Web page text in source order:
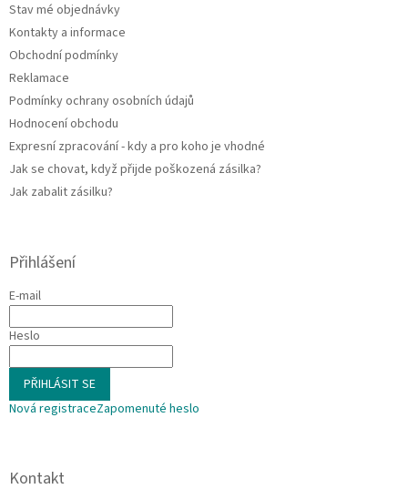
Stav mé objednávky
Kontakty a informace
Obchodní podmínky
Reklamace
Podmínky ochrany osobních údajů
Hodnocení obchodu
Expresní zpracování - kdy a pro koho je vhodné
Jak se chovat, když přijde poškozená zásilka?
Jak zabalit zásilku?
Přihlášení
E-mail
Heslo
PŘIHLÁSIT SE
Nová registraceZapomenuté heslo
Kontakt